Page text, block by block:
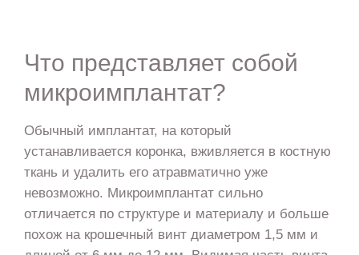
Что представляет собой
микроимплантат?
Обычный имплантат, на который
устанавливается коронка, вживляется в костную
ткань и удалить его атравматично уже
невозможно. Микроимплантат сильно
отличается по структуре и материалу и больше
похож на крошечный винт диаметром 1,5 мм и